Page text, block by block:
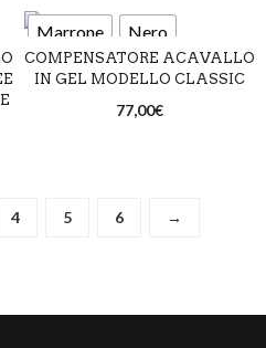
Nero/Bianco
Nero/Blu
Nero/Ecru
Nero/Marrone
Bianco/Marrone
Bianco/Nero
Blu/Bianco
Blu/Blu
Marrone/Ecru
Marrone
Nero
Trasparente
COMPENSATORE ACAVALLO
IN GEL MODELLO CLASSIC
77,00€
4 5 6 →